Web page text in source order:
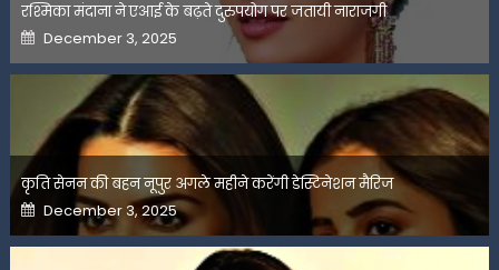
रश्मिका मंदाना ने एआई के बढ़ते दुरुपयोग पर जतायी नाराजगी
Posted
on
December 3, 2025
कृति सेनन की बहन नूपुर अगले महीने करेंगी डेस्टिनेशन मैरिज
Posted
on
December 3, 2025